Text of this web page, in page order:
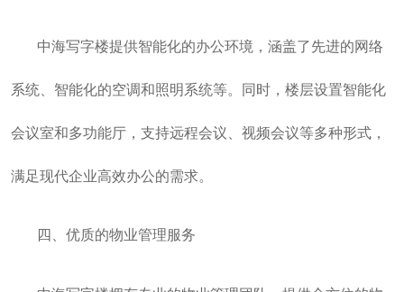
中海写字楼提供智能化的办公环境，涵盖了先进的网络
系统、智能化的空调和照明系统等。同时，楼层设置智能化
会议室和多功能厅，支持远程会议、视频会议等多种形式，
满足现代企业高效办公的需求。
四、优质的物业管理服务